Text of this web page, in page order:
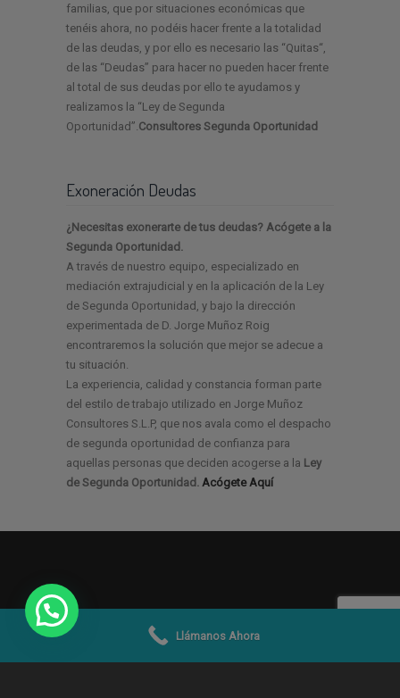
familias, que por situaciones económicas que
tenéis ahora, no podéis hacer frente a la totalidad
de las deudas, y por ello es necesario las “Quitas“,
de las “Deudas” para hacer no pueden hacer frente
al total de sus deudas por ello te ayudamos y
realizamos la “Ley de Segunda
Oportunidad”. Consultores Segunda Oportunidad
Exoneración Deudas
¿Necesitas exonerarte de tus deudas? Acógete a la
Segunda Oportunidad.
A través de nuestro equipo, especializado en
mediación extrajudicial y en la aplicación de la Ley
de Segunda Oportunidad, y bajo la dirección
experimentada de D. Jorge Muñoz Roig
encontraremos la solución que mejor se adecue a
tu situación.
La experiencia, calidad y constancia forman parte
del estilo de trabajo utilizado en Jorge Muñoz
Consultores S.L.P, que nos avala como el despacho
de segunda oportunidad de confianza para
aquellas personas que deciden acogerse a la Ley
de Segunda Oportunidad. Acógete Aquí
Llámanos Ahora